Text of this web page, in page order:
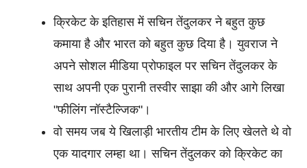
क्रिकेट के इतिहास में सचिन तेंदुलकर ने बहुत कुछ
कमाया है और भारत को बहुत कुछ दिया है। युवराज ने
अपने सोशल मीडिया प्रोफाइल पर सचिन तेंदुलकर के
साथ अपनी एक पुरानी तस्वीर साझा की और आगे लिखा
"फीलिंग नॉस्टैल्जिक"।
वो समय जब ये खिलाड़ी भारतीय टीम के लिए खेलते थे वो
एक यादगार लम्हा था। सचिन तेंदुलकर को क्रिकेट का